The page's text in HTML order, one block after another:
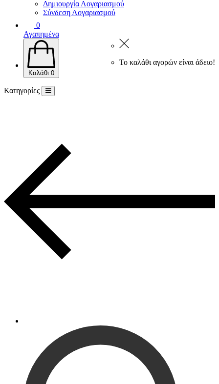
Δημιουργία Λογαριασμού
Σύνδεση Λογαριασμού
0
Αγαπημένα
Καλάθι 0
Το καλάθι αγορών είναι άδειο!
Κατηγορίες